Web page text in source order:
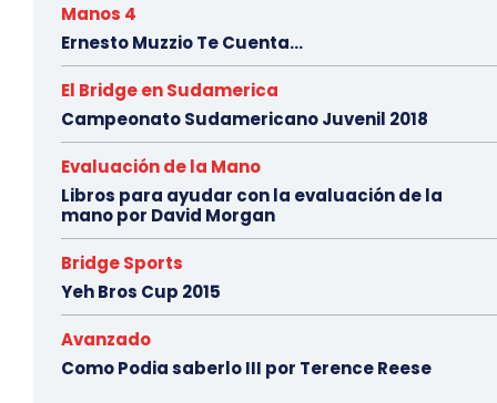
Manos 4
Ernesto Muzzio Te Cuenta…
El Bridge en Sudamerica
Campeonato Sudamericano Juvenil 2018
Evaluación de la Mano
Libros para ayudar con la evaluación de la
mano por David Morgan
Bridge Sports
Yeh Bros Cup 2015
Avanzado
Como Podia saberlo III por Terence Reese